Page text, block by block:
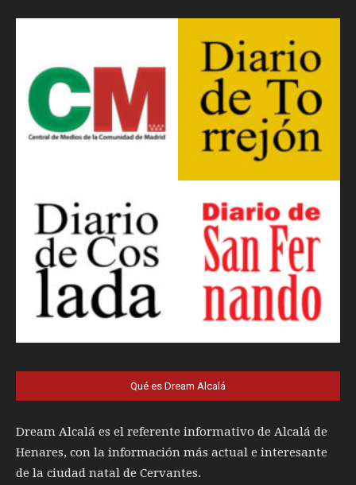
Qué es Dream Alcalá
Dream Alcalá es el referente informativo de Alcalá de
Henares, con la información más actual e interesante
de la ciudad natal de Cervantes.